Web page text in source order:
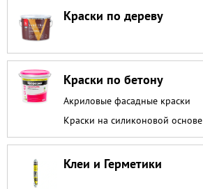
Краски по дереву
Краски по бетону
Акриловые фасадные краски
Краски на силиконовой основе
Клеи и Герметики